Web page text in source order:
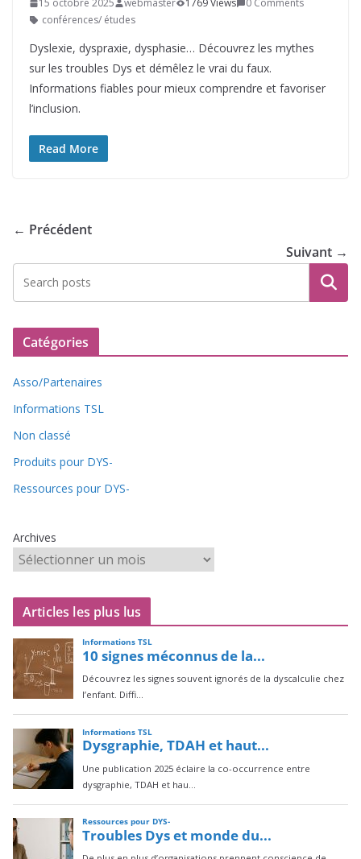
15 octobre 2025 webmaster 1769 Views
0 Comments
conférences/ études
Dyslexie, dyspraxie, dysphasie… Découvrez les mythes
sur les troubles Dys et démêlez le vrai du faux.
Informations fiables pour mieux comprendre et favoriser
l’inclusion.
Read More
← Précédent
Suivant →
Catégories
Asso/Partenaires
Informations TSL
Non classé
Produits pour DYS-
Ressources pour DYS-
Archives
Articles les plus lus